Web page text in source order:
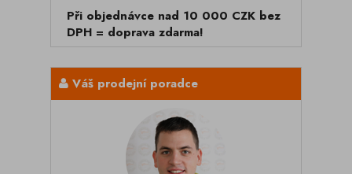
Při objednávce nad 10 000 CZK bez
DPH = doprava zdarma!
Váš prodejní poradce